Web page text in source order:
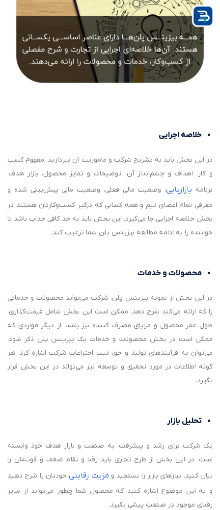
خلاصه اجرایی
در این بخش باید به تشریح شرکت و ماموریت آن بپردازید. مفهوم کسب
و کار، اهداف و چشم‌انداز آن، توضیحات و تمایز محصول، بازار هدف،
برنامه بازاریابی، وضعیت مالی فعلی، وضعیت مالی پیش‌بینی شده و
معرفی تمام اعضای تیم و همه کسانی که درگیر کسب‌و‌کارتان هستند در
بخش خلاصه اجرایی جا می‌گیرد. این بخش باید به حد کافی جذاب باشد تا
خواننده را به ادامه مطالعه بیزینس پلن شما ترغیب کند.
محصولات و خدمات
در این بخش از نمونه بیزینس پلن، شرکت می‌تواند محصولات و خدماتی
را که ارائه می‌کند شرح دهد. ممکن است این بخش شامل قیمت‌گذاری،
طول عمر محصول و مزایای مصرف کننده نیز باشد. از دیگر مواردی که
ممکن است در بخش محصولات و خدمات یک بیزینس پلن ذکر شود،
می‌توان به فرآیندهای تولید و حق ثبت اختراعات شرکت اشاره کرد. هر
گونه اطلاعات در مورد تحقیق و توسعه نیز می‌‌تواند در این بخش قرار
بگیرد.
تحلیل بازار
یک شرکت برای رشد و پیشرفت، به صنعت و بازار هدف خود وابسته
است. در این بخش از طرح تجاری باید رقبا و نقاط ضعف و قوتشان را
بیان کنید. نیازهای بازار را بسنجید و مزیت‌ رقابتیخودتان را شرح دهید
و به این موضوع اشاره کنید که محصول شما چطور می‌تواند از سایر
رقبای موجود در صنعت پیشی بگیرد.